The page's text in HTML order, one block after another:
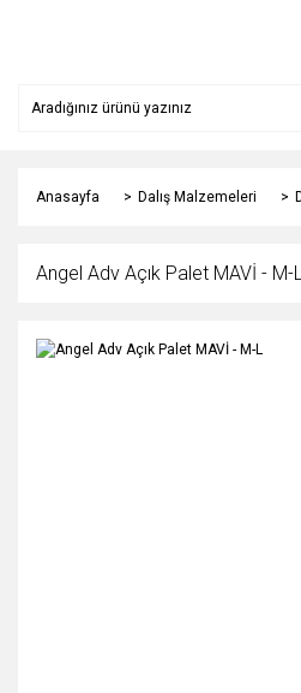
Anasayfa Dalış Malzemeleri
Angel Adv Açık Palet MAVİ - M-